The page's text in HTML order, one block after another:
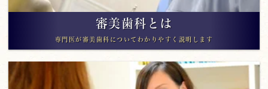
審美歯科とは
専門医が審美歯科についてわかりやすく説明します